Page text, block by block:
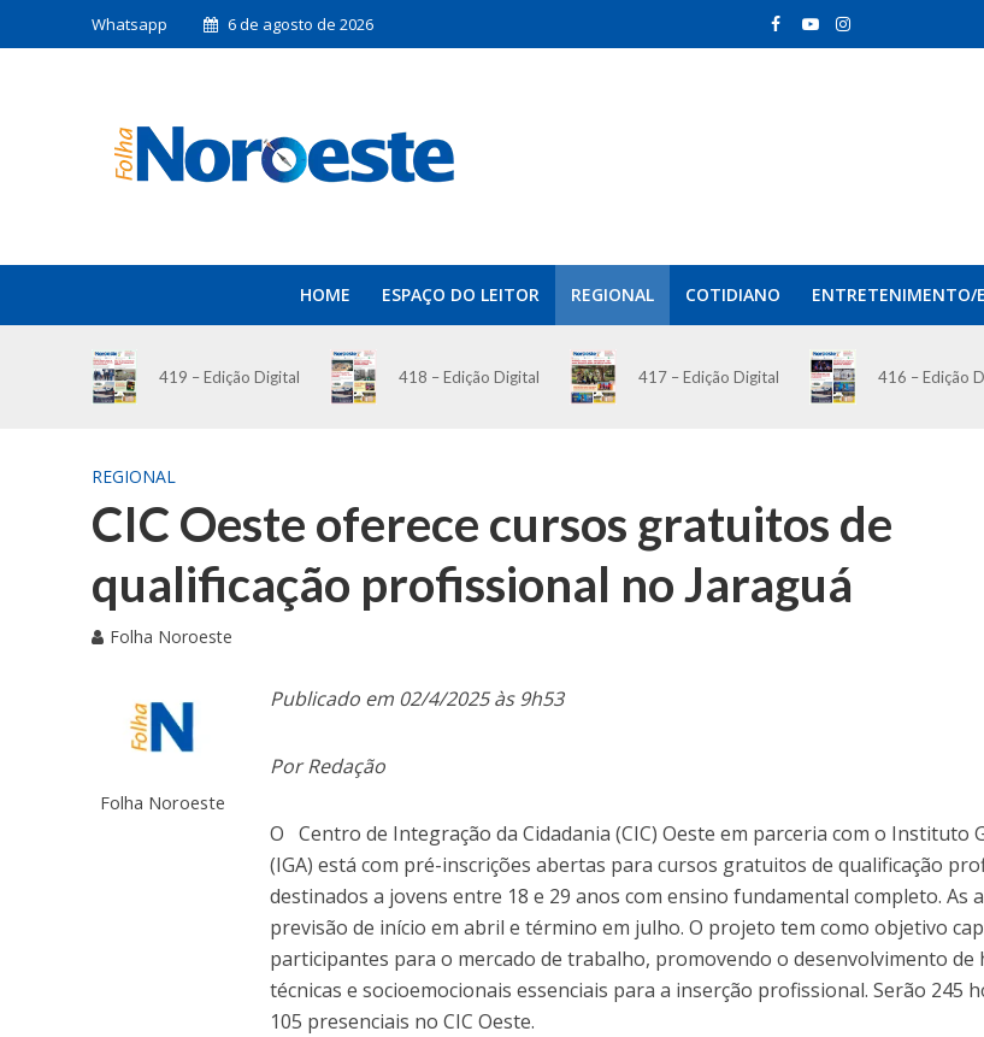
Whatsapp 6 de agosto de 2026
HOME ESPAÇO DO LEITOR REGIONAL COTIDIANO ENTRETENIMENTO/
419 – Edição Digital 418 – Edição Digital 417 – Edição Digital 416 – Edição
REGIONAL
CIC Oeste oferece cursos gratuitos de
qualificação profissional no Jaraguá
Folha Noroeste
Folha Noroeste
Publicado em 02/4/2025 às 9h53
Por Redação
O Centro de Integração da Cidadania (CIC) Oeste em parceria com o Instituto
(IGA) está com pré-inscrições abertas para cursos gratuitos de qualificação
destinados a jovens entre 18 e 29 anos com ensino fundamental completo. As
previsão de início em abril e término em julho. O projeto tem como objetivo
participantes para o mercado de trabalho, promovendo o desenvolvimento de
técnicas e socioemocionais essenciais para a inserção profissional. Serão 245
105 presenciais no CIC Oeste.